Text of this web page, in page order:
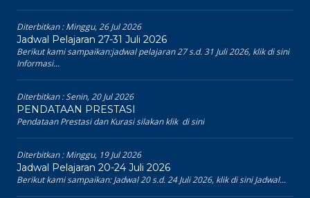
Diterbitkan :Minggu, 26 Jul 2026
Jadwal Pelajaran 27-31 Juli 2026
Berikut kami sampaikan:jadwal pelajaran 27 s.d. 31 Juli 2026, klik di sini
Informasi...
Diterbitkan :Senin, 20 Jul 2026
PENDATAAN PRESTASI
Pendataan Prestasi dan Kurasi silakan klik di sini
Diterbitkan :Minggu, 19 Jul 2026
Jadwal Pelajaran 20-24 Juli 2026
Berikut kami sampaikan: Jadwal 20 s.d. 24 Juli 2026, klik di sini Jadwal...